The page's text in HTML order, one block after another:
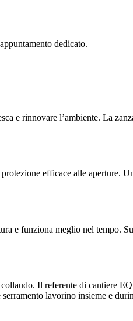
dedicato.
e rinnovare l’ambiente. La
efficace alle aperture.
e funziona meglio nel tempo.
Il referente di cantiere
lavorino insieme e